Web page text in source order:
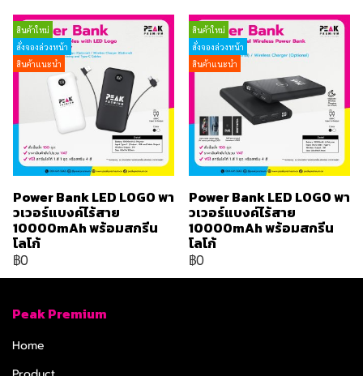
สินค้าใหม่
สั่งจองล่วงหน้า
สินค้าแนะนำ
Power Bank LED LOGO พา
วเวอร์แบงค์ไร้สาย
10000mAh พร้อมสกรีน
โลโก้
฿0
สินค้าใหม่
สั่งจองล่วงหน้า
สินค้าแนะนำ
Power Bank LED LOGO พา
วเวอร์แบงค์ไร้สาย
10000mAh พร้อมสกรีน
โลโก้
฿0
Peak Premium
Home